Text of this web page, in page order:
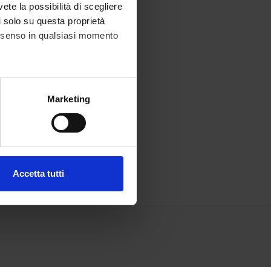
la possibilità di scegliere
su questa proprietà
in qualsiasi momento
metro,Marketing
Accetta tutti